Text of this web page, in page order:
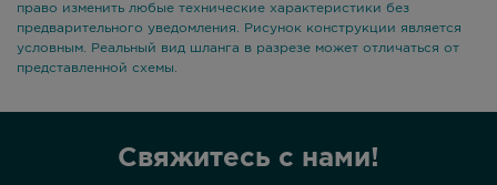
право изменить любые технические характеристики без
предварительного уведомления. Рисунок конструкции является
условным. Реальный вид шланга в разрезе может отличаться от
представленной схемы.
Свяжитесь с нами!